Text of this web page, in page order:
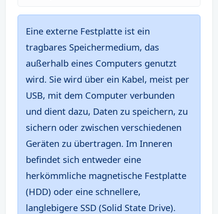
Eine externe Festplatte ist ein
tragbares Speichermedium, das
außerhalb eines Computers genutzt
wird. Sie wird über ein Kabel, meist per
USB, mit dem Computer verbunden
und dient dazu, Daten zu speichern, zu
sichern oder zwischen verschiedenen
Geräten zu übertragen. Im Inneren
befindet sich entweder eine
herkömmliche magnetische Festplatte
(HDD) oder eine schnellere,
langlebigere SSD (Solid State Drive).